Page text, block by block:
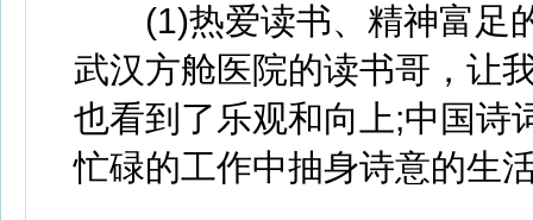
(1)热爱读书、精神富足
武汉方舱医院的读书哥，让
也看到了乐观和向上;中国诗
忙碌的工作中抽身诗意的生